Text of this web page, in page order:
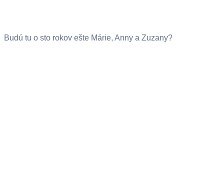
Budú tu o sto rokov ešte Márie, Anny a Zuzany?